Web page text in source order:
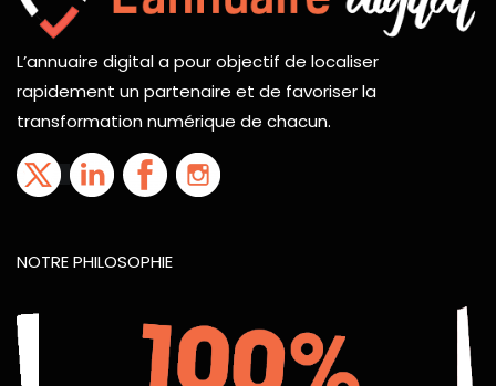
L’annuaire digital a pour objectif de localiser
rapidement un partenaire et de favoriser la
transformation numérique de chacun.
NOTRE PHILOSOPHIE